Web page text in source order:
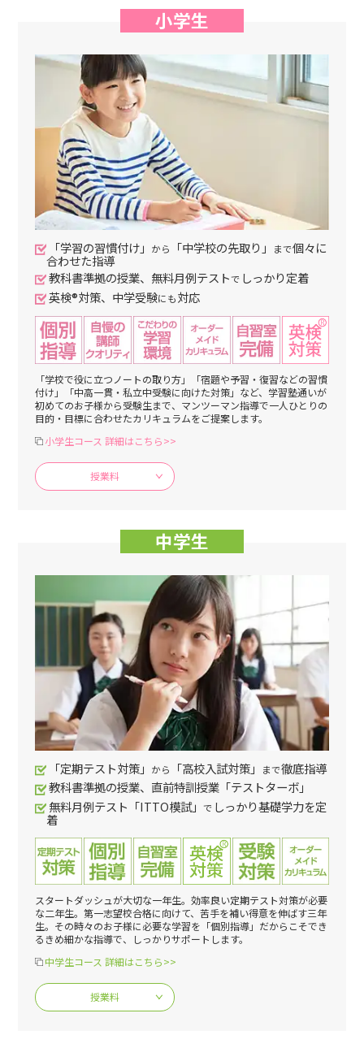
小学生
「学習の習慣付け」 から 「中学校の先取り」 まで個々に
合わせた指導
教科書準拠の授業、無料月例テストで しっかり定着
英検®対策、中学受験にも対応
「学校で役に立つノートの取り方」「宿題や予習・復習などの習慣
付け」「中高一貫・私立中受験に向けた対策」など、学習塾通いが
初めてのお子様から受験生まで、マンツーマン指導で一人ひとりの
目的・目標に合わせたカリキュラムをご提案します。
小学生コース 詳細はこちら>>
授業料
中学生
「定期テスト対策」 から 「高校入試対策」 まで徹底指導
教科書準拠の授業、直前特訓授業「テストターボ」
無料月例テスト「ITTO模試」 で しっかり基礎学力を定
着
スタートダッシュが大切な一年生。効率良い定期テスト対策が必要
な二年生。第一志望校合格に向けて、苦手を補い得意を伸ばす三年
生。その時々のお子様に必要な学習を「個別指導」だからこそでき
るきめ細かな指導で、しっかりサポートします。
中学生コース 詳細はこちら>>
授業料